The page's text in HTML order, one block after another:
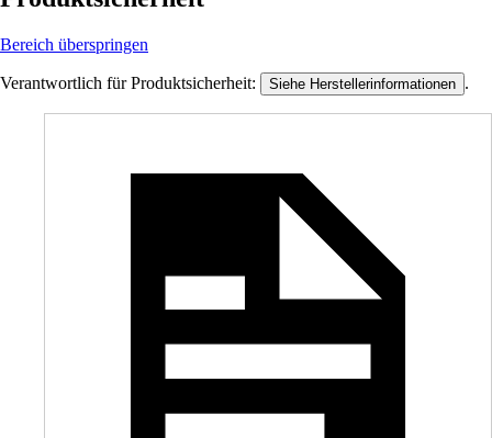
Bereich überspringen
Verantwortlich für Produktsicherheit: Siehe Herstellerinformationen .